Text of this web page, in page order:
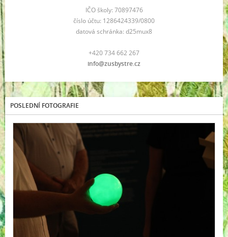
IČO školy: 70897476
číslo účtu: 1286424339/0800
datová schránka: d25mux8
+420 734 662 267
info@zusbystre.cz
POSLEDNÍ FOTOGRAFIE